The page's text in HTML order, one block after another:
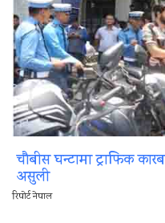
चौबीस घन्टामा ट्राफिक
असुली
रिपोर्ट नेपाल